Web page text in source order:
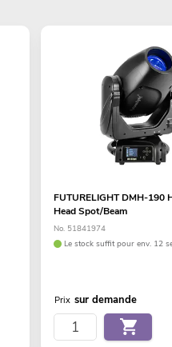
FUTURELIGHT DMH-190
Head Spot/Beam
No. 51841974
Le stock suffit pour env. 12
Prix sur demande